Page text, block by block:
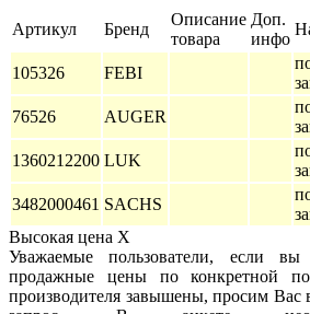
Артикул Бренд
Описание
товара
Доп.
инфо
105326 FEBI
76526
AUGER
1360212200 LUK
3482000461 SACHS
Высокая цена X
Уважаемые пользователи, если
продажные цены по конкретной
производителя завышены, просим